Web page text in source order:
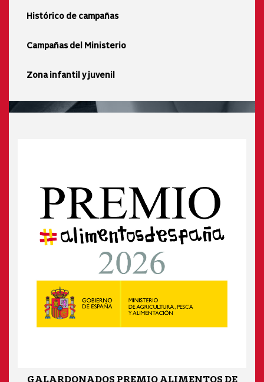
Histórico de campañas
Campañas del Ministerio
Zona infantil y juvenil
GALARDONADOS PREMIO ALIMENTOS DE